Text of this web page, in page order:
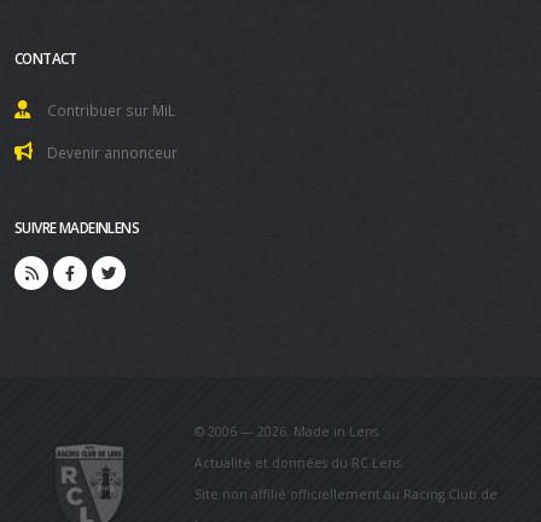
CONTACT
Contribuer sur MiL
Devenir annonceur
SUIVRE MADEINLENS
© 2006 — 2026. Made in Lens.
Actualité et données du RC Lens.
Site non affilié officiellement au Racing Club de